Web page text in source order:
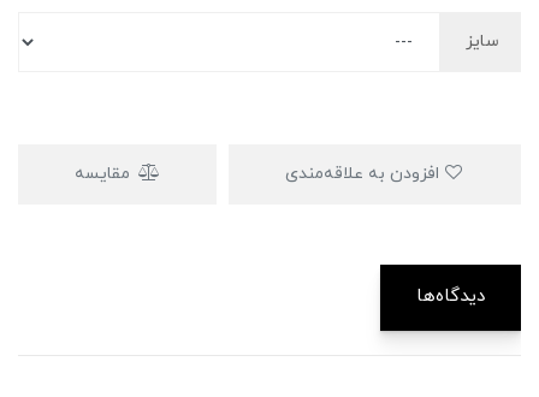
سایز
مقایسه
دیدگاه‌ها